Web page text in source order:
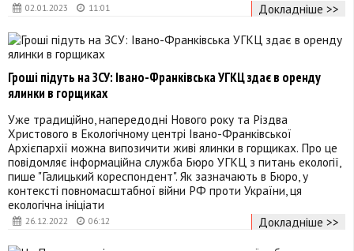
02.01.2023 11:01
Докладніше >>
26.12.2022 06:12
Гроші підуть на ЗСУ: Івано-Франківська УГКЦ здає в оренду
ялинки в горщиках
Уже традиційно, напередодні Нового року та Різдва
Христового в Екологічному центрі Івано-Франківської
Архієпархії можна випозичити живі ялинки в горщиках. Про це
повідомляє інформаційна служба Бюро УГКЦ з питань екології,
пише "Галицький кореспондент". Як зазначають в Бюро, у
контексті повномасштабної війни РФ проти України, ця
екологічна ініціати
Докладніше >>